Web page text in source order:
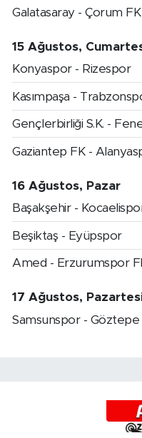
Galatasaray - Çorum FK
15 Ağustos,
Konyaspor - Rizespor
Kasımpaşa -
Gençlerbirliği S.K. -
Gaziantep FK -
16 Ağustos, Pazar
Başakşehir -
Beşiktaş - Eyüpspor
Amed - Erzurumspor
17 Ağustos,
Samsunspor - Göztepe